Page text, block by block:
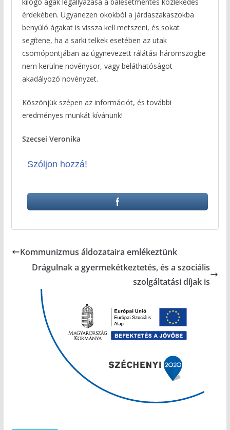
kilógó ágak legallyazása a balesetmentes közlekedés
érdekében. Ugyanezen okokból a járdaszakaszokba
benyúló ágakat is vissza kell metszeni, és sokat
segítene, ha a sarki telkek esetében az utak
csomópontjában az úgynevezett rálátási háromszögbe
nem kerülne növénysor, vagy beláthatóságot
akadályozó növényzet.
Köszönjük szépen az információt, és további
eredményes munkát kívánunk!
Szecsei Veronika
Szóljon hozzá!
Kommunizmus áldozataira emlékeztünk
Drágulnak a gyermekétkeztetés, és a szociális
szolgáltatási díjak is